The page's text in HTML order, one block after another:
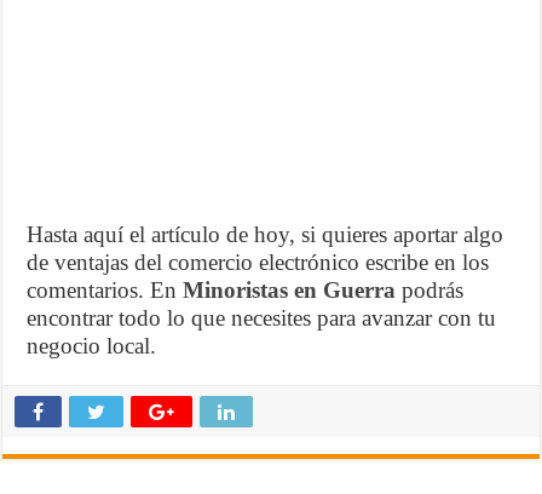
Hasta aquí el artículo de hoy, si quieres aportar algo
de ventajas del comercio electrónico escribe en los
comentarios. EnMinoristas en Guerra podrás
encontrar todo lo que necesites para avanzar con tu
negocio local.